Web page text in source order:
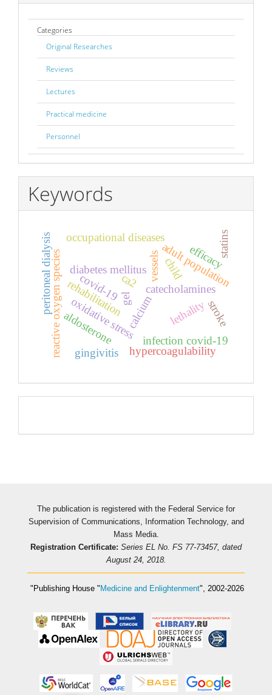
Categories
Original Researches
Reviews
Lectures
Practical medicine
Personnel
Keywords
diabetes mellitus
catecholamines
calcium
ca2
reactive oxygen speciesoxidative stress
peritoneal dialysis
infection covid-19
lethalitystroke
vessels
hypercoagulability
covid-19 adult population
occupational diseases
rehabilitation
aldosterone
gingivitis
efficacy
gel
statins
child
The publication is registered with the Federal Service for
Supervision of Communications, Information Technology, and
Mass Media.
Registration Certificate: Series EL No. FS 77-73457, dated
August 24, 2018.
"Publishing House " Medicine and Enlightenment" , 2002-2026